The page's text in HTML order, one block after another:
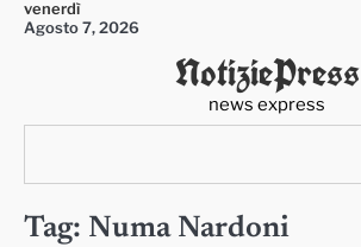
Skipvenerdì
Agosto 7, 2026
NotiziePress
news express
Tag: Numa Nardoni